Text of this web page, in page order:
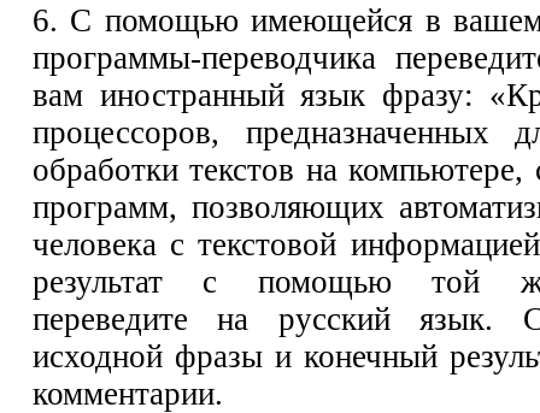
6. С помощью имеющейся в вашем
программы-переводчика
вам иностранный язык фразу:
процессоров, предназначенных
обработки текстов на компьютере,
программ, позволяющих
человека с текстовой
результат с помощью той
переведите на русский язык.
исходной фразы и конечный
комментарии.